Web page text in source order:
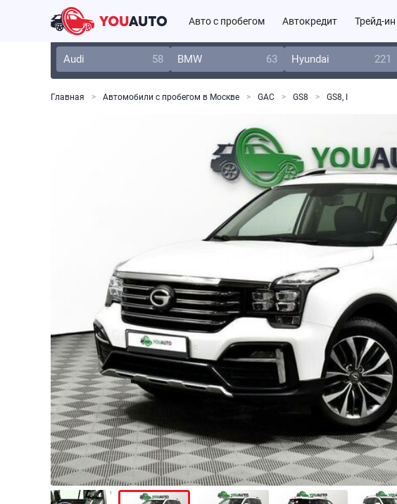
Авто с пробегом Автокредит Трейд-ин
Audi 58 BMW 63 Hyundai 221
Главная Автомобили с пробегом в Москве GAC GS8 GS8, I